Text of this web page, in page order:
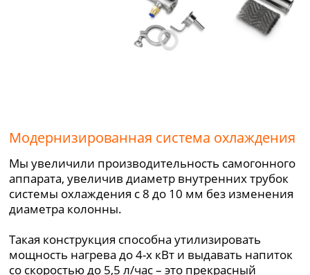
Модернизированная система охлаждения
Мы увеличили производительность самогонного
аппарата, увеличив диаметр внутренних трубок
системы охлаждения с 8 до 10 мм без изменения
диаметра колонны.
Такая конструкция способна утилизировать
мощность нагрева до 4-х кВт и выдавать напиток
со скоростью до 5,5 л/час – это прекрасный